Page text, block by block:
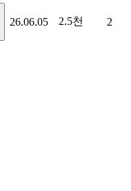
26.06.05 2.5천 2